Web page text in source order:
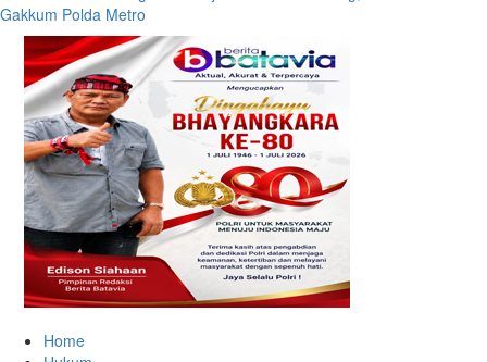
Gakkum Polda Metro
Home